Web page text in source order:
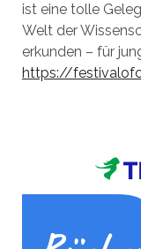
ist eine tolle
Welt der
erkunden – für
https://